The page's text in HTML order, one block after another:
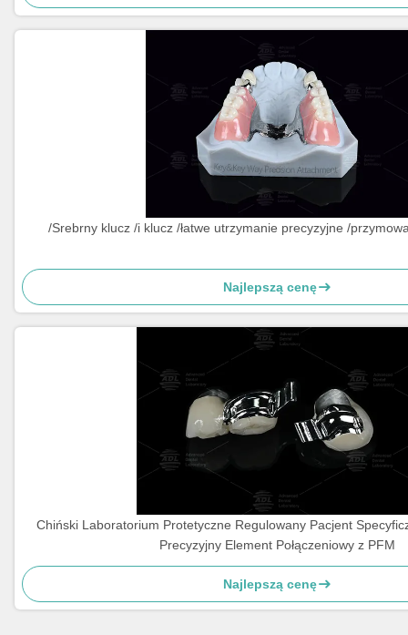
/Srebrny klucz /i klucz /łatwe utrzymanie precyzyjne /
Najlepszą cenę
Chiński Laboratorium Protetyczne Regulowany Pacjent
Precyzyjny Element Połączeniowy z PFM
Najlepszą cenę